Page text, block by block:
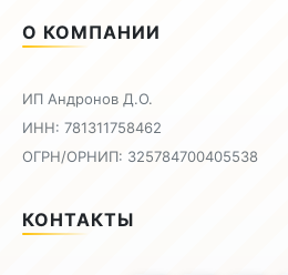
О КОМПАНИИ
ИП Андронов Д.О.
ИНН: 781311758462
ОГРН/ОРНИП: 325784700405538
КОНТАКТЫ